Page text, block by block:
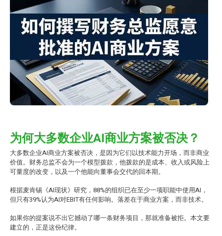
为何大多数企业AI商业方案被否决？
大多数企业AI商业方案被否决，是因为它们以技术能力开场，而非商业
价值。财务总监不会为一个模型拨款，他拨款的是成本、收入或风险上
可量度的改变，以及一个他能向董事会交代的回本期。
根据麦肯锡《AI现状》研究，88%的组织已在至少一项职能中使用AI，
但只有39%认为AI对EBIT有任何影响。落差在于商业方案，而非技术。
如果你的提案说不出它撼动了哪一条财务项目，那就准备被拒。本文要
建立的，正是这份纪律。